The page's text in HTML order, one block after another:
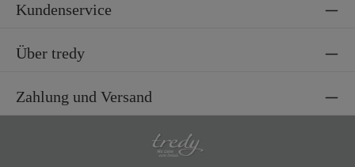
Kundenservice
Über tredy
Zahlung und Versand